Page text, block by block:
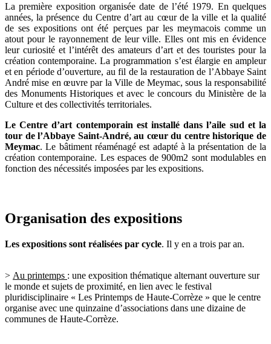
La première exposition organisée date de l’été 1979. En quelques
années, la présence du Centre d’art au cœur de la ville et la qualité
de ses expositions ont été perçues par les meymacois comme un
atout pour le rayonnement de leur ville. Elles ont mis en évidence
leur curiosité et l’intérêt des amateurs d’art et des touristes pour la
création contemporaine. La programmation s’est élargie en ampleur
et en période d’ouverture, au fil de la restauration de l’Abbaye Saint
André mise en œuvre par la Ville de Meymac, sous la responsabilité
des Monuments Historiques et avec le concours du Ministère de la
Culture et des collectivités territoriales.
Le Centre d’art contemporain est installé dans l’aile sud et la
tour de l’Abbaye Saint-André, au cœur du centre historique de
Meymac. Le bâtiment réaménagé est adapté à la présentation de la
création contemporaine. Les espaces de 900m2 sont modulables en
fonction des nécessités imposées par les expositions.
Organisation des expositions
Les expositions sont réalisées par cycle. Il y en a trois par an.
> Au printemps : une exposition thématique alternant ouverture sur
le monde et sujets de proximité, en lien avec le festival
pluridisciplinaire « Les Printemps de Haute-Corrèze » que le centre
organise avec une quinzaine d’associations dans une dizaine de
communes de Haute-Corrèze.